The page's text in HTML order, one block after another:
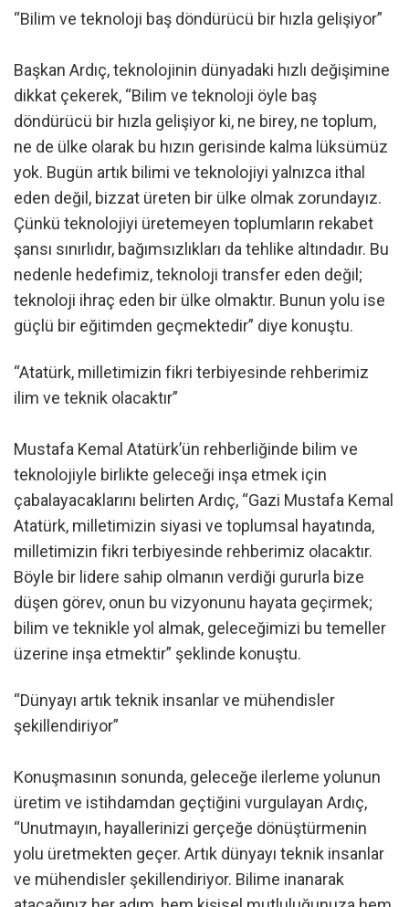
“Bilim ve teknoloji baş döndürücü bir hızla gelişiyor”
Başkan Ardıç, teknolojinin dünyadaki hızlı değişimine
dikkat çekerek, “Bilim ve teknoloji öyle baş
döndürücü bir hızla gelişiyor ki, ne birey, ne toplum,
ne de ülke olarak bu hızın gerisinde kalma lüksümüz
yok. Bugün artık bilimi ve teknolojiyi yalnızca ithal
eden değil, bizzat üreten bir ülke olmak zorundayız.
Çünkü teknolojiyi üretemeyen toplumların rekabet
şansı sınırlıdır, bağımsızlıkları da tehlike altındadır. Bu
nedenle hedefimiz, teknoloji transfer eden değil;
teknoloji ihraç eden bir ülke olmaktır. Bunun yolu ise
güçlü bir eğitimden geçmektedir” diye konuştu.
“Atatürk, milletimizin fikri terbiyesinde rehberimiz
ilim ve teknik olacaktır”
Mustafa Kemal Atatürk’ün rehberliğinde bilim ve
teknolojiyle birlikte geleceği inşa etmek için
çabalayacaklarını belirten Ardıç, “Gazi Mustafa Kemal
Atatürk, milletimizin siyasi ve toplumsal hayatında,
milletimizin fikri terbiyesinde rehberimiz olacaktır.
Böyle bir lidere sahip olmanın verdiği gururla bize
düşen görev, onun bu vizyonunu hayata geçirmek;
bilim ve teknikle yol almak, geleceğimizi bu temeller
üzerine inşa etmektir” şeklinde konuştu.
“Dünyayı artık teknik insanlar ve mühendisler
şekillendiriyor”
Konuşmasının sonunda, geleceğe ilerleme yolunun
üretim ve istihdamdan geçtiğini vurgulayan Ardıç,
“Unutmayın, hayallerinizi gerçeğe dönüştürmenin
yolu üretmekten geçer. Artık dünyayı teknik insanlar
ve mühendisler şekillendiriyor. Bilime inanarak